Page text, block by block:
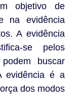
objetivo de
na evidência
A evidência
se pelos
buscar
evidência é a
dos modos